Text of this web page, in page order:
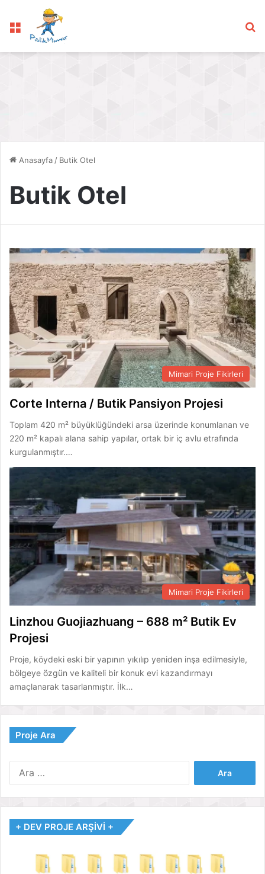
Menü
Anasayfa / Butik Otel
Butik Otel
Mimari Proje Fikirleri
Corte Interna / Butik Pansiyon Projesi
Toplam 420 m² büyüklüğündeki arsa üzerinde konumlanan ve
220 m² kapalı alana sahip yapılar, ortak bir iç avlu etrafında
kurgulanmıştır.…
Mimari Proje Fikirleri
Linzhou Guojiazhuang – 688 m² Butik Ev
Projesi
Proje, köydeki eski bir yapının yıkılıp yeniden inşa edilmesiyle,
bölgeye özgün ve kaliteli bir konuk evi kazandırmayı
amaçlanarak tasarlanmıştır. İlk…
Proje Ara
+ DEV PROJE ARŞİVİ +